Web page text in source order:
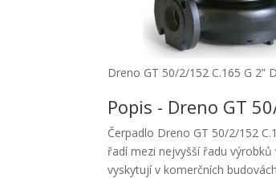
Dreno GT 50/2/152 C.165 G 2”
Popis - Dreno GT
Čerpadlo Dreno GT 50/2/152
řadí mezi nejvyšší řadu
vyskytují v komerčních